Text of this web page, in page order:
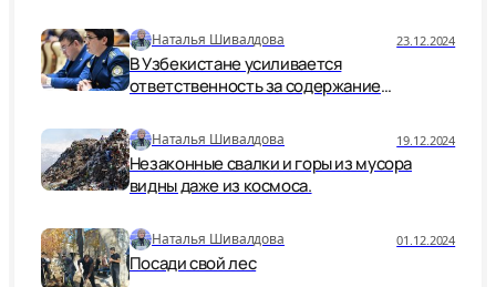
Наталья Шивалдова 23.12.2024
В Узбекистане усиливается
ответственность за содержание
запрещенных к содержанию.
Наталья Шивалдова 19.12.2024
Незаконные свалки и горы из мусора
видны даже из космоса.
Наталья Шивалдова 01.12.2024
Посади свой лес